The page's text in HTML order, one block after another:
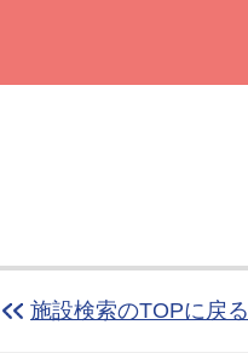
施設検索のTOPに戻る